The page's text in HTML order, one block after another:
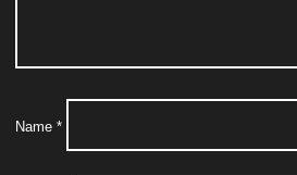
Name*